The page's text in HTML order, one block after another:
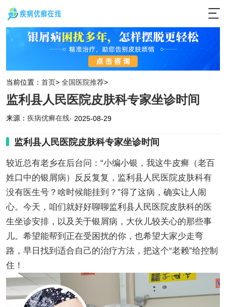
当前位置： 首页> 全国医院推荐>
监利县人民医院皮肤科专家坐诊时间
来源： 疾病优癣在线· 2025-08-29
监利县人民医院皮肤科专家坐诊时间
较近总有老乡在后台问：“小编小银，我这牛皮癣（老百
姓口中的银屑病）反反复复，监利县人民医院皮肤科有
没有医生号？啥时候能挂到？”得了这病，确实让人闹
心。今天，咱们就好好聊聊监利县人民医院皮肤科的医
生坐诊安排，以及关于银屑病，大伙儿较关心的那些事
儿。希望能帮到正在受困扰的你，也希望大家少走弯
路，早日找到适合自己的治疗方法，把这个“老赖”给控制
住！